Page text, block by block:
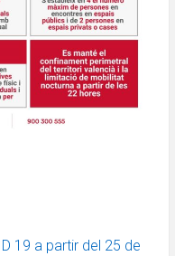
19 a partir del 25 de